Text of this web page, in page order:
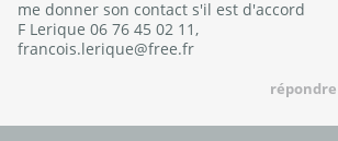
me donner son contact s'il est d'accord
F Lerique 06 76 45 02 11,
francois.lerique@free.fr
répondre